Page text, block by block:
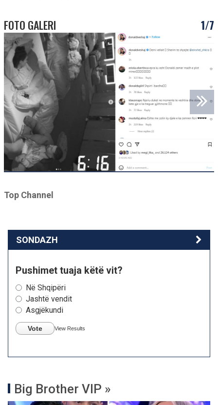
FOTO GALERI 1/7
Top Channel
SONDAZH
Pushimet tuaja këtë vit?
Në Shqipëri
Jashtë vendit
Asgjëkundi
Vote View Results
Big Brother VIP »